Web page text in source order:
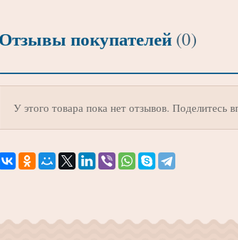
Отзывы покупателей (0)
У этого товара пока нет отзывов. Поделитесь